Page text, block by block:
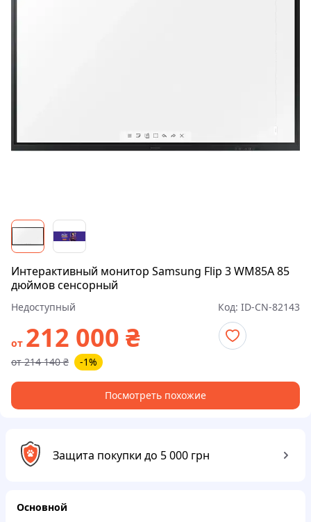
Интерактивный монитор Samsung Flip 3 WM85A 85
дюймов сенсорный
Недоступный Код: ID-CN-82143
от 212 000 ₴
от 214 140 ₴ -1%
Посмотреть похожие
Защита покупки до 5 000 грн
Основной